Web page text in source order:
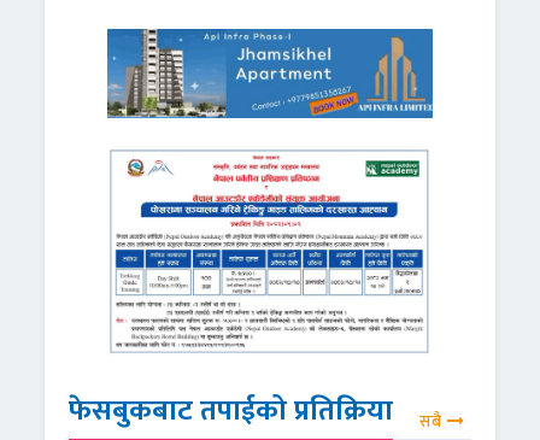
फेसबुकबाट तपाईको प्रतिक्रिया सबै